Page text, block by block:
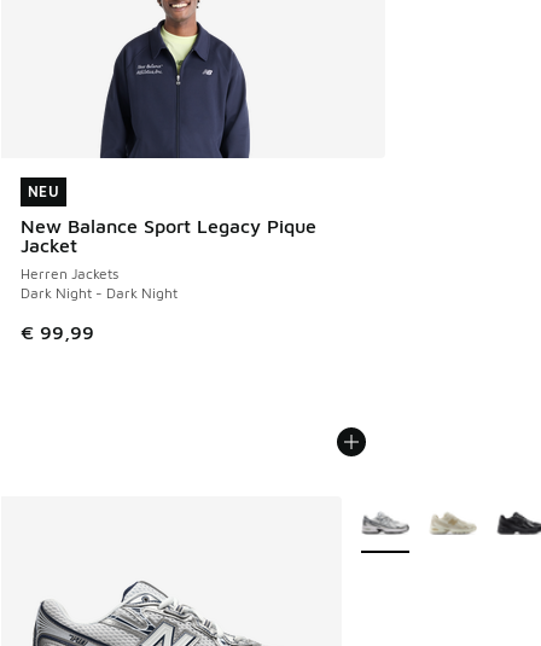
NEU
New Balance Sport Legacy Pique
Jacket
Herren Jackets
Dark Night - Dark Night
€ 99,99
NEU
Weitere Farben